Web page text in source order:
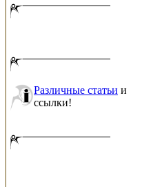
Различные статьи и
ссылки!